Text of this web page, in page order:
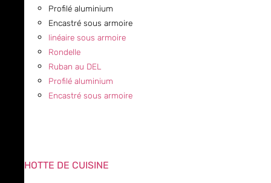
Profilé aluminium
Encastré sous armoire
linéaire sous armoire
Rondelle
Ruban au DEL
Profilé aluminium
Encastré sous armoire
HOTTE DE CUISINE